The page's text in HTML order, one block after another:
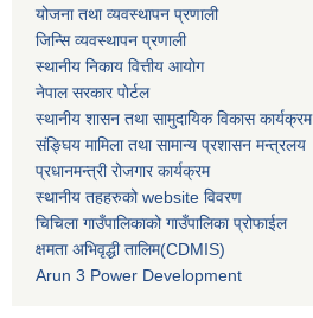
योजना तथा व्यवस्थापन प्रणाली
जिन्सि व्यवस्थापन प्रणाली
स्थानीय निकाय वित्तीय आयोग
नेपाल सरकार पोर्टल
स्थानीय शासन तथा सामुदायिक विकास कार्यक्रम
संङ्घिय मामिला तथा सामान्य प्रशासन मन्त्रलय
प्रधानमन्त्री रोजगार कार्यक्रम
स्थानीय तहहरुको website विवरण
चिचिला गाउँपालिकाको गाउँपालिका प्रोफाईल
क्षमता अभिवृद्धी तालिम(CDMIS)
Arun 3 Power Development